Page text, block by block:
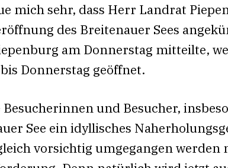
mich sehr, dass Herr Landrat
des Breitenauer Sees
am Donnerstag mitteilte,
Donnerstag geöffnet.
Besucherinnen und Besucher,
See ein idyllisches
vorsichtig umgegangen werden